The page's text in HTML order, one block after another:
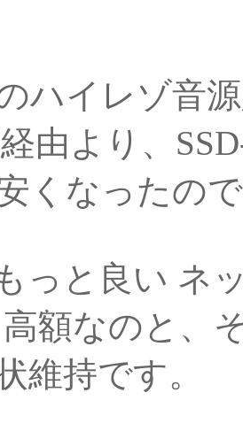
ハイレゾ音
由より、
安くなったの
っと良い ネ
額なのと、
維持です。